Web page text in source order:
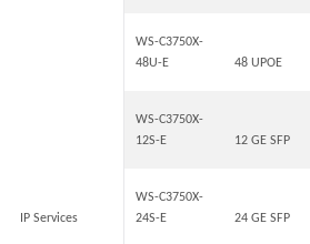
IP Services
WS-C3750X-
48U-E
48 UPOE
WS-C3750X-
12S-E
12 GE SFP
WS-C3750X-
24S-E
24 GE SFP